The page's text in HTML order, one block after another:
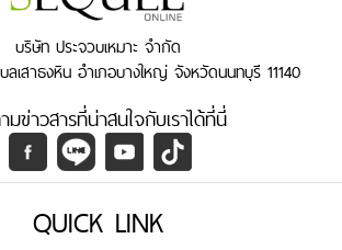
บริษัท ประจวบเหมาะ จำกัด
เสาธงหิน อำเภอบางใหญ่ จังหวัดนนทบุรี 11140
ข่าวสารที่น่าสนใจกับเราได้ที่นี่
QUICK LINK